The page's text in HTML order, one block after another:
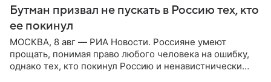
Бутман призвал не пускать в Россию тех, кто
ее покинул
МОСКВА, 8 авг — РИА Новости. Россияне умеют
прощать, понимая право любого человека на ошибку,
однако тех, кто покинул Россию и ненавистнически